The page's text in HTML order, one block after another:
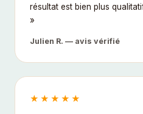
résultat est bien plus
»
Julien R. — avis vérifié
★★★★★